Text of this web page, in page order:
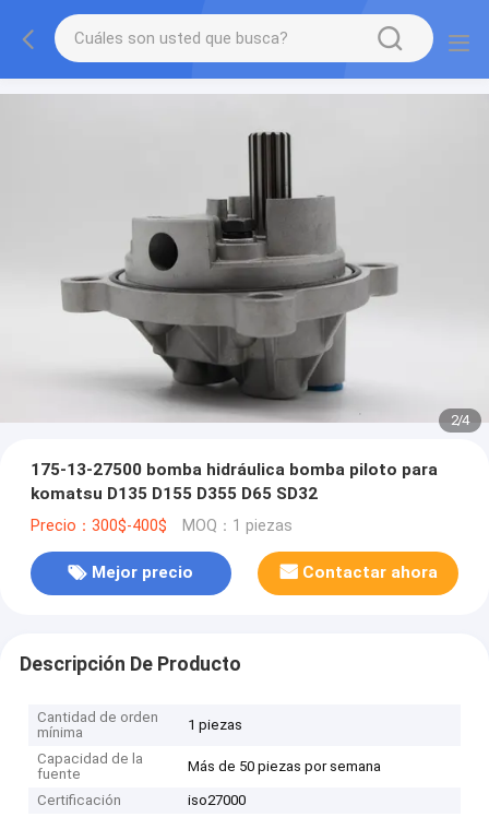
2/4
175-13-27500 bomba hidráulica bomba piloto para
komatsu D135 D155 D355 D65 SD32
Precio：300$-400$ MOQ：1 piezas
Mejor precio Contactar ahora
Descripción De Producto
Cantidad de orden
mínima
1 piezas
Capacidad de la
fuente
Más de 50 piezas por semana
Certificación
iso27000